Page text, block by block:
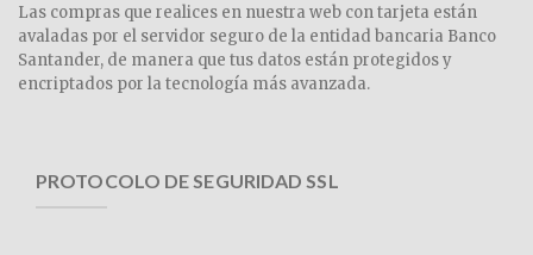
Las compras que realices en nuestra web con tarjeta están
avaladas por el servidor seguro de la entidad bancaria Banco
Santander, de manera que tus datos están protegidos y
encriptados por la tecnología más avanzada.
PROTOCOLO DE SEGURIDAD SSL